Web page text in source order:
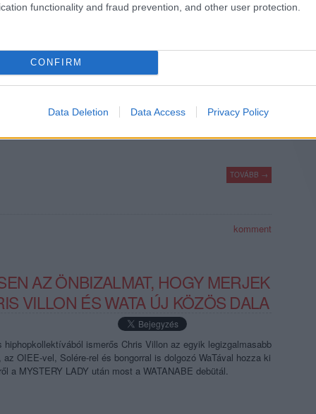
functionality and fraud prevention, and other user protection.
CONFIRM
Data Deletion Data Access Privacy Policy
MÉLYPONTJAI. CHRIS VILLON X
MIDNIGHT? (LEMEZKRITIKA)
bulizás, befordulás, felszabadulás, sodródás - mindezeket
TOVÁBB →
komment
AZ ÖNBIZALMAT, HOGY MERJEK
VILLON ÉS WATA ÚJ KÖZÖS DALA
hiphopkollektívából ismerős Chris Villon az egyik legizgalmasabb
OIEE-vel, Solére-rel és bongorral is dolgozó WaTával hozza ki
a MYSTERY LADY után most a WATANABE debütál.